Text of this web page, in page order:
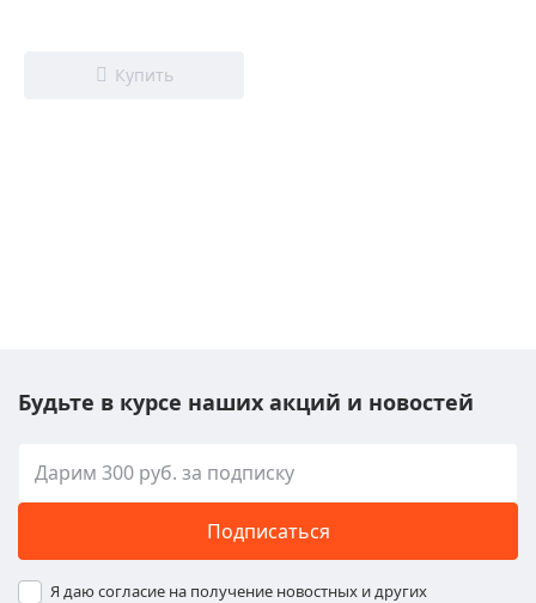
Будьте в курсе наших акций и новостей
Подписаться
Я даю согласие на получение новостных и других